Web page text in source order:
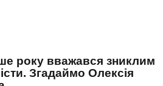
року вважався зниклим
Згадаймо Олексія